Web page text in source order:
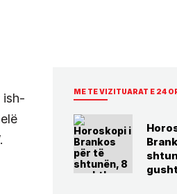
ish-
ME TE VIZITUARAT E 24